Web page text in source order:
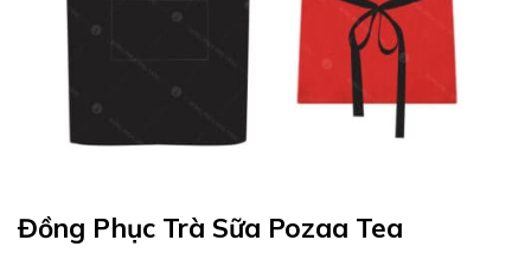
Đồng Phục Trà Sữa Pozaa Tea